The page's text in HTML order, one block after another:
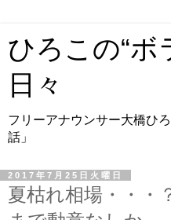
ひろこの“ボ
日々
フリーアナウンサー大橋ひ
話」
2017年7月25日火曜日
夏枯れ相場・・・